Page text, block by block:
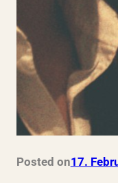
Posted on17.